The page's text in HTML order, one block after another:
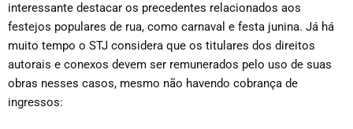
interessante destacar os precedentes relacionados aos
festejos populares de rua, como carnaval e festa junina. Já há
muito tempo o STJ considera que os titulares dos direitos
autorais e conexos devem ser remunerados pelo uso de suas
obras nesses casos, mesmo não havendo cobrança de
ingressos: